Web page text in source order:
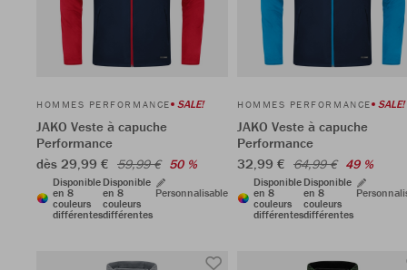
HOMMES PERFORMANCE SALE!
JAKO Veste à capuche
Performance
dès 29,99 € 59,99 € 50 %
Disponible
en 8
couleurs
différentes
Disponible
en 8
couleurs
différentes
Personnalisable
HOMMES PERFORMANCE SALE!
JAKO Veste à capuche
Performance
32,99 € 64,99 € 49 %
Disponible
en 8
couleurs
différentes
Disponible
en 8
couleurs
différentes